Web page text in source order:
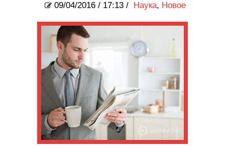
09/04/2016 / 17:13 / Наука, Новое